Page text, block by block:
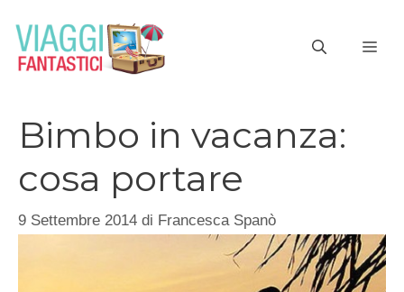
contenuto
Bimbo in vacanza:
cosa portare
9 Settembre 2014 di Francesca Spanò